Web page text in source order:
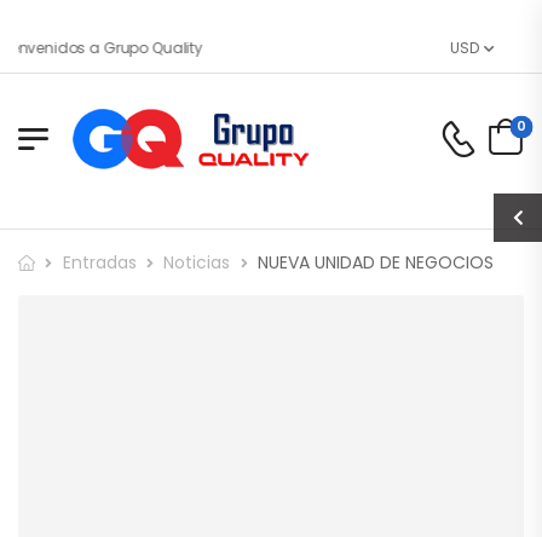
a Grupo Quality USD
0
Entradas Noticias NUEVA UNIDAD DE NEGOCIOS